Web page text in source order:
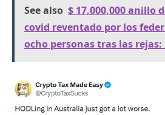
See also $ 17,000,000 anillo
covid reventado por los
ocho personas tras las rejas: